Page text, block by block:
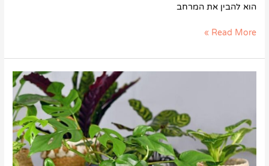
הוא להבין את המרחב
Read More »
את
צמחי
הבית
שלנו